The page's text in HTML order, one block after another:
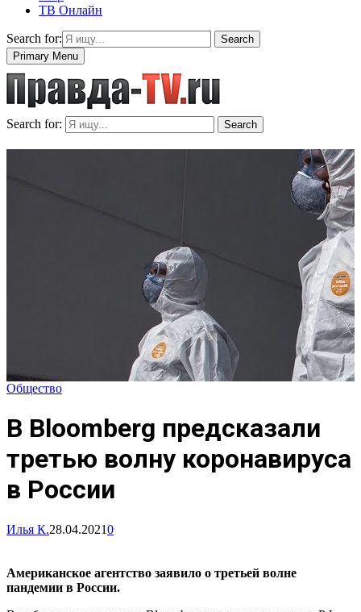
ТВ Онлайн
Search for:
Search
Primary Menu
Search for: Search
Общество
В Bloomberg предсказали
третью волну коронавируса
в России
Илья К.28.04.20210
Американское агентство заявило о третьей волне
пандемии в России.